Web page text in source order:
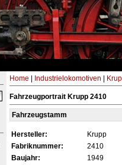
Home Industrielokomotiven
Fahrzeugportrait Krupp 2410
Fahrzeugstamm
Hersteller: Krupp
Fabriknummer:
2410
Baujahr:
1949